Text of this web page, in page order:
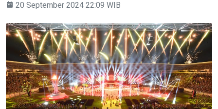
20 September 2024 22:09 WIB